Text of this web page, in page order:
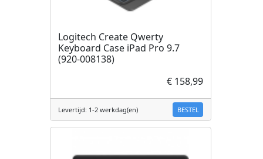
Logitech Create Qwerty
Keyboard Case iPad Pro 9.7
(920-008138)
€ 158,99
Levertijd: 1-2 werkdag(en) BESTEL